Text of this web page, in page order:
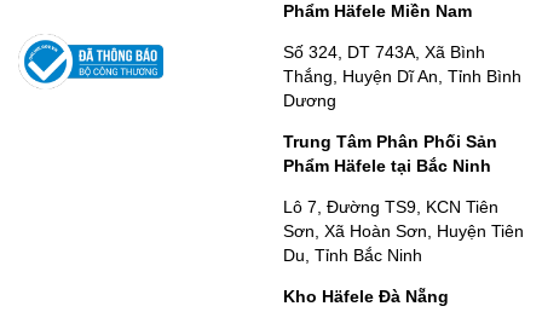
Phẩm Häfele Miền Nam
Số 324, DT 743A, Xã Bình
Thắng, Huyện Dĩ An, Tỉnh Bình
Dương
Trung Tâm Phân Phối Sản
Phẩm Häfele tại Bắc Ninh
Lô 7, Đường TS9, KCN Tiên
Sơn, Xã Hoàn Sơn, Huyện Tiên
Du, Tỉnh Bắc Ninh
Kho Häfele Đà Nẵng